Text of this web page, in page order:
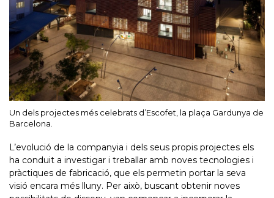
Un dels projectes més celebrats d’Escofet, la plaça Gardunya de
Barcelona.
L’evolució de la companyia i dels seus propis projectes els
ha conduit a investigar i treballar amb noves tecnologies i
pràctiques de fabricació, que els permetin portar la seva
visió encara més lluny. Per això, buscant obtenir noves